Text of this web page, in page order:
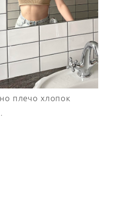
плечо хлопок